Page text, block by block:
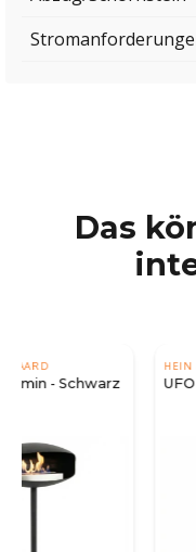
Das
HEIN & HAUGAARD
UFO-60 Kamin -